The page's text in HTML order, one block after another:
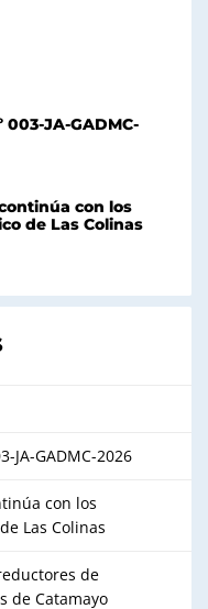
JA-GADMC-
con los
de Las Colinas
JA-GADMC-2026
con los
Las Colinas
de
de Catamayo